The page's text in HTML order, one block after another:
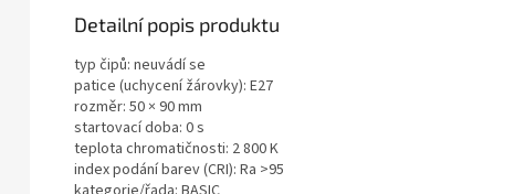
Detailní popis produktu
typ čipů: neuvádí se
patice (uchycení žárovky): E27
rozměr: 50 × 90 mm
startovací doba: 0 s
teplota chromatičnosti: 2 800 K
index podání barev (CRI): Ra >95